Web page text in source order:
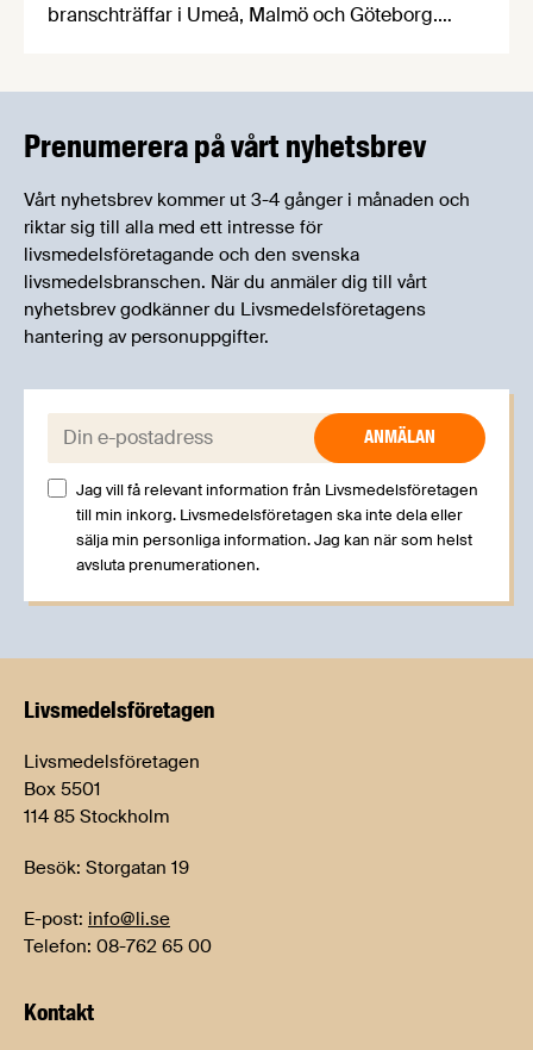
branschträffar i Umeå, Malmö och Göteborg.
kan träffa branschkollegor och utbyta
Prenumerera på vårt nyhetsbrev
Vårt nyhetsbrev kommer ut 3-4 gånger i månaden och
riktar sig till alla med ett intresse för
livsmedelsföretagande och den svenska
livsmedelsbranschen. När du anmäler dig till vårt
nyhetsbrev godkänner du Livsmedelsföretagens
hantering av personuppgifter.
E-post:
Jag vill få relevant information från Livsmedelsföretagen
till min inkorg. Livsmedelsföretagen ska inte dela eller
sälja min personliga information. Jag kan när som helst
avsluta prenumerationen.
Livsmedels­företagen
Livsmedelsföretagen
Box 5501
114 85 Stockholm
Besök: Storgatan 19
E-post: info@li.se
Telefon: 08-762 65 00
Kontakt